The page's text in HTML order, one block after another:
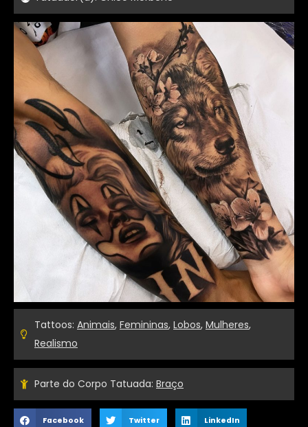
Tattoos: Animais, Femininas, Lobos, Mulheres,
Realismo
Parte do Corpo Tatuada: Braço
Facebook Twitter LinkedIn